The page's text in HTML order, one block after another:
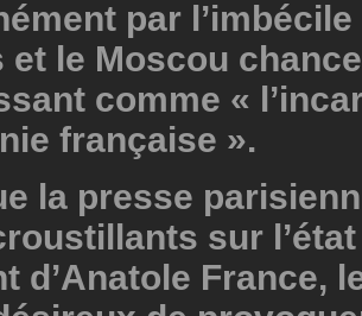
par
et le Moscou
comme «
française ».
la presse
sur
d’Anatole France,